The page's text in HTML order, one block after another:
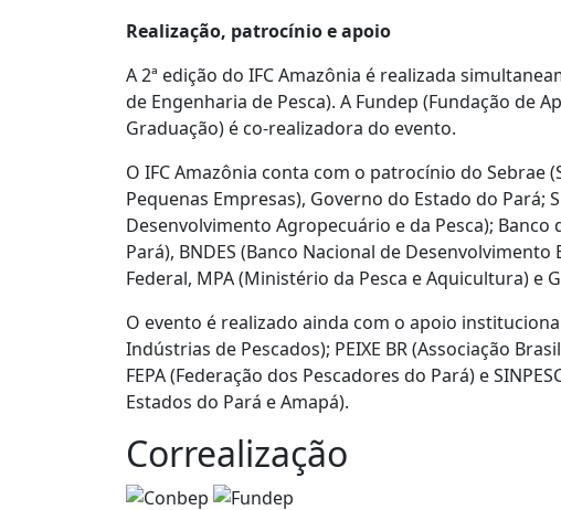
Realização, patrocínio e apoio
A 2ª edição do IFC Amazônia é realizada
de Engenharia de Pesca). A Fundep (Fundação de
Graduação) é co-realizadora do evento.
O IFC Amazônia conta com o patrocínio do Sebrae
Pequenas Empresas), Governo do Estado do Pará;
Desenvolvimento Agropecuário e da Pesca);
Pará), BNDES (Banco Nacional de Desenvolvimento
Federal, MPA (Ministério da Pesca e Aquicultura) e
O evento é realizado ainda com o apoio
Indústrias de Pescados); PEIXE BR (Associação
FEPA (Federação dos Pescadores do Pará) e
Estados do Pará e Amapá).
Correalização